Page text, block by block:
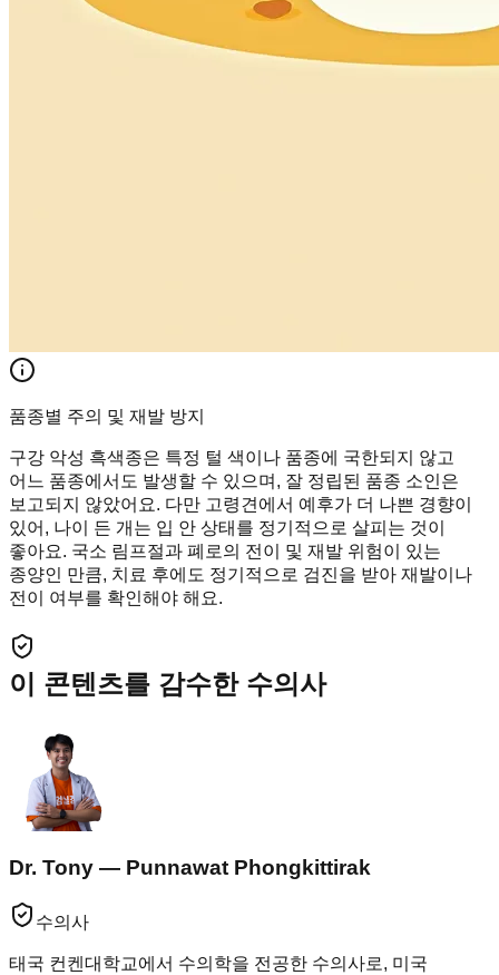
품종별 주의 및 재발 방지
구강 악성 흑색종은 특정 털 색이나 품종에 국한되지 않고
어느 품종에서도 발생할 수 있으며, 잘 정립된 품종 소인은
보고되지 않았어요. 다만 고령견에서 예후가 더 나쁜 경향이
있어, 나이 든 개는 입 안 상태를 정기적으로 살피는 것이
좋아요. 국소 림프절과 폐로의 전이 및 재발 위험이 있는
종양인 만큼, 치료 후에도 정기적으로 검진을 받아 재발이나
전이 여부를 확인해야 해요.
이 콘텐츠를 감수한 수의사
Dr. Tony — Punnawat Phongkittirak
수의사
태국 컨켄대학교에서 수의학을 전공한 수의사로, 미국